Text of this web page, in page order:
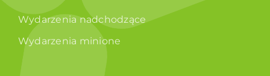
Wydarzenia nadchodzące
Wydarzenia minione